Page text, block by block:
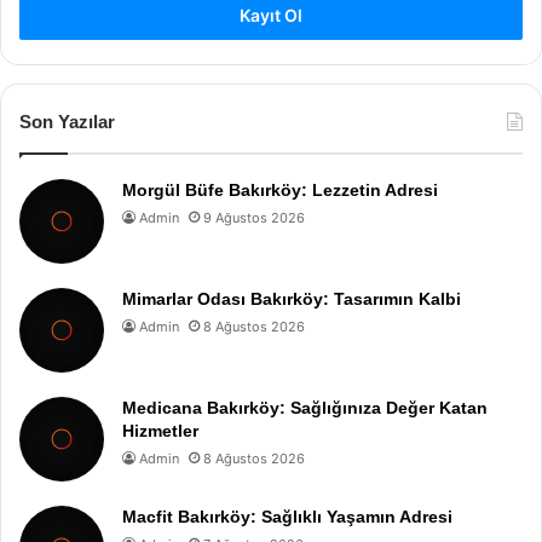
Kayıt Ol
Son Yazılar
Morgül Büfe Bakırköy: Lezzetin Adresi
Admin 9 Ağustos 2026
Mimarlar Odası Bakırköy: Tasarımın Kalbi
Admin 8 Ağustos 2026
Medicana Bakırköy: Sağlığınıza Değer Katan
Hizmetler
Admin 8 Ağustos 2026
Macfit Bakırköy: Sağlıklı Yaşamın Adresi